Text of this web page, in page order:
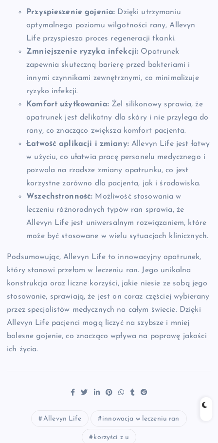
Przyspieszenie gojenia: Dzięki utrzymaniu
optymalnego poziomu wilgotności rany, Allevyn
Life przyspiesza proces regeneracji tkanki.
Zmniejszenie ryzyka infekcji: Opatrunek
zapewnia skuteczną barierę przed bakteriami i
innymi czynnikami zewnętrznymi, co minimalizuje
ryzyko infekcji.
Komfort użytkowania:Żel silikonowy sprawia, że
opatrunek jest delikatny dla skóry i nie przylega do
rany, co znacząco zwiększa komfort pacjenta.
Łatwość aplikacji i zmiany:Allevyn Life jest łatwy
w użyciu, co ułatwia pracę personelu medycznego i
pozwala na rzadsze zmiany opatrunku, co jest
korzystne zarówno dla pacjenta, jak i środowiska.
Wszechstronność: Możliwość stosowania w
leczeniu różnorodnych typów ran sprawia, że
Allevyn Life jest uniwersalnym rozwiązaniem, które
może być stosowane w wielu sytuacjach klinicznych.
Podsumowując, Allevyn Life to innowacyjny opatrunek,
który stanowi przełom w leczeniu ran. Jego unikalna
konstrukcja oraz liczne korzyści, jakie niesie ze sobą jego
stosowanie, sprawiają, że jest on coraz częściej wybierany
przez specjalistów medycznych na całym świecie. Dzięki
Allevyn Life pacjenci mogą liczyć na szybsze i mniej
bolesne gojenie, co znacząco wpływa na poprawę jakości
ich życia.
Allevyn Life innowacja w leczeniu ran
korzyści z u